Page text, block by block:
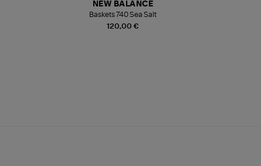
120,00 €
NEW BALANCE
Baskets 740 Sea Salt